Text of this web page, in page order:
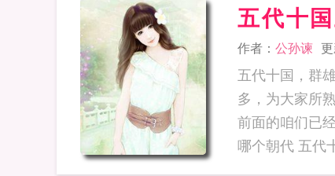
五代十
作者： 公孙谏
五代十国，群
多，为大家所
前面的咱们已经
哪个朝代 五代